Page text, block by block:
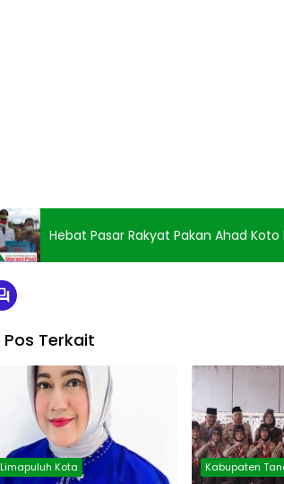
Hebat Pasar Rakyat Pakan Ahad
Pos Terkait
Limapuluh Kota Kabupaten